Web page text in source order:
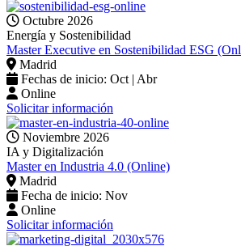
Octubre 2026
Energía y Sostenibilidad
Master Executive en Sostenibilidad ESG
Madrid
Fechas de inicio: Oct | Abr
Online
Solicitar información
Noviembre 2026
IA y Digitalización
Master en Industria 4.0 (Online)
Madrid
Fecha de inicio: Nov
Online
Solicitar información